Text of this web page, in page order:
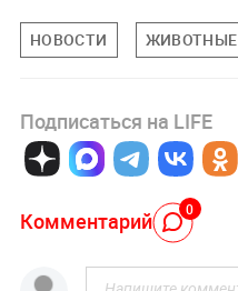
НОВОСТИ ЖИВОТНЫЕ
Подписаться на LIFE
Комментарий 0